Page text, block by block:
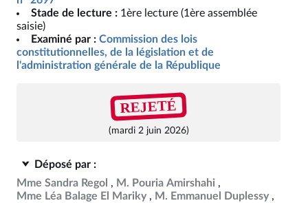
Stade de lecture : 1ère lecture (1ère assemblée
saisie)
Examiné par : Commission des lois
constitutionnelles, de la législation et de
l'administration générale de la République
REJETÉ
(mardi 2 juin 2026)
Déposé par :
Mme Sandra Regol
M. Pouria Amirshahi
Mme Léa Balage El Mariky
M. Emmanuel Duplessy